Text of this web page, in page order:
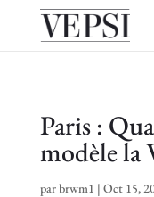
Paris :
modèle la
parbrwm1 | Oct 15,